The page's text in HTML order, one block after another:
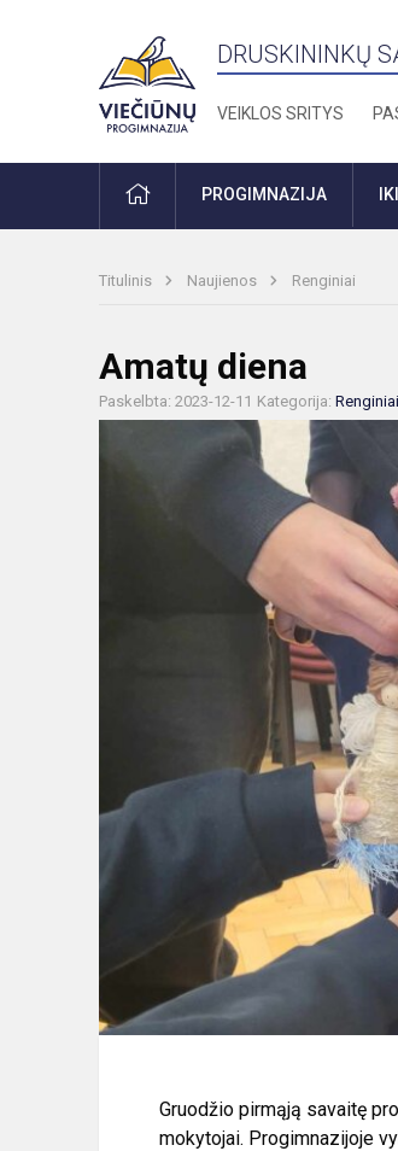
DRUSKININKŲ
VEIKLOS SRITYS
PRADŽIAPROGIMNAZIJA
Titulinis Naujienos Renginiai
Amatų diena
Paskelbta: 2023-12-11 Kategorija: Renginiai
Gruodžio pirmąją savaitę
mokytojai. Progimnazijoje